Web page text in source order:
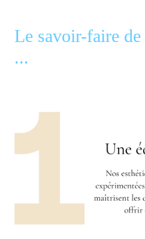
Le savoir-faire
...